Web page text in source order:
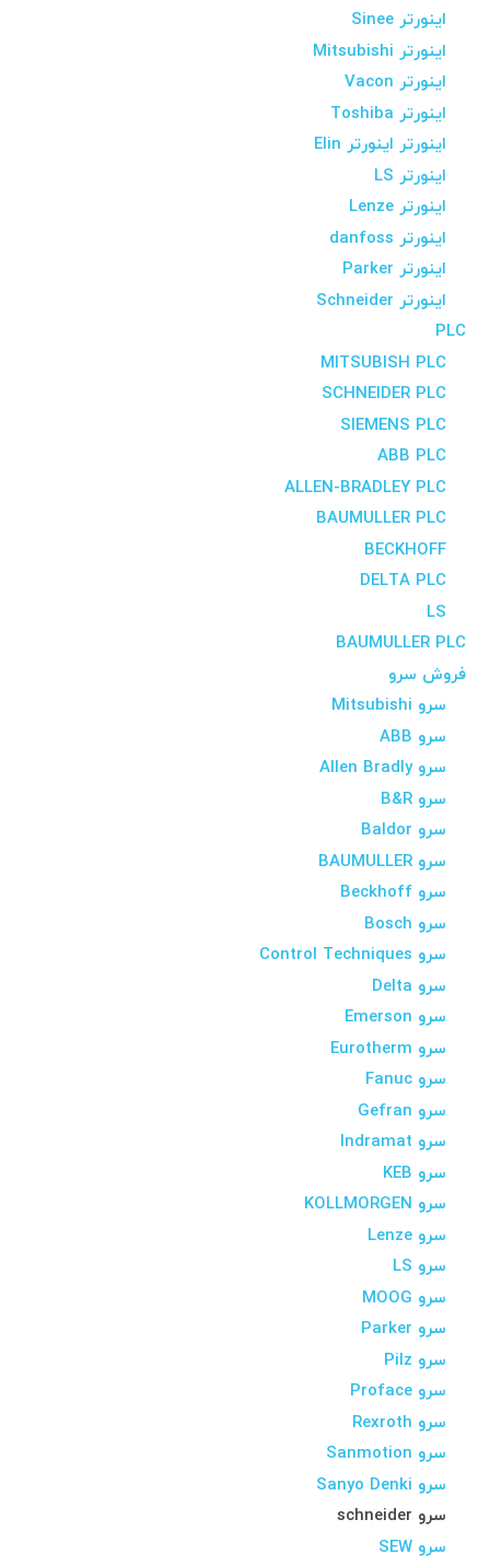
اینورتر Sinee
اینورتر Mitsubishi
اینورتر Vacon
اینورتر Toshiba
اینورتر اینورتر Elin
اینورتر LS
اینورتر Lenze
اینورتر danfoss
اینورتر Parker
اینورتر Schneider
PLC
MITSUBISH PLC
SCHNEIDER PLC
SIEMENS PLC
ABB PLC
ALLEN-BRADLEY PLC
BAUMULLER PLC
BECKHOFF
DELTA PLC
LS
BAUMULLER PLC
فروش سرو
سرو Mitsubishi
سرو ABB
سرو Allen Bradly
سرو B&R
سرو Baldor
سرو BAUMULLER
سرو Beckhoff
سرو Bosch
سرو Control Techniques
سرو Delta
سرو Emerson
سرو Eurotherm
سرو Fanuc
سرو Gefran
سرو Indramat
سرو KEB
سرو KOLLMORGEN
سرو Lenze
سرو LS
سرو MOOG
سرو Parker
سرو Pilz
سرو Proface
سرو Rexroth
سرو Sanmotion
سرو Sanyo Denki
سرو schneider
سرو SEW